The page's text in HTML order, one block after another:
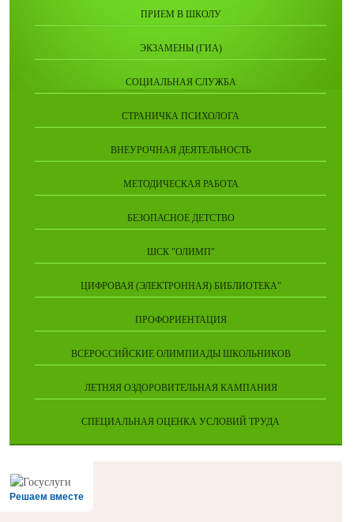
ПРИЕМ В ШКОЛУ
ЭКЗАМЕНЫ (ГИА)
СОЦИАЛЬНАЯ СЛУЖБА
СТРАНИЧКА ПСИХОЛОГА
ВНЕУРОЧНАЯ ДЕЯТЕЛЬНОСТЬ
МЕТОДИЧЕСКАЯ РАБОТА
БЕЗОПАСНОЕ ДЕТСТВО
ШСК "ОЛИМП"
ЦИФРОВАЯ (ЭЛЕКТРОННАЯ) БИБЛИОТЕКА"
ПРОФОРИЕНТАЦИЯ
ВСЕРОССИЙСКИЕ ОЛИМПИАДЫ ШКОЛЬНИКОВ
ЛЕТНЯЯ ОЗДОРОВИТЕЛЬНАЯ КАМПАНИЯ
СПЕЦИАЛЬНАЯ ОЦЕНКА УСЛОВИЙ ТРУДА
Решаем вместе